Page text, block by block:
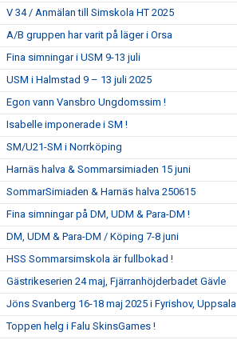
V 34 / Anmälan till Simskola HT 2025
A/B gruppen har varit på läger i Orsa
Fina simningar i USM 9-13 juli
USM i Halmstad 9 – 13 juli 2025
Egon vann Vansbro Ungdomssim !
Isabelle imponerade i SM !
SM/U21-SM i Norrköping
Harnäs halva & Sommarsimiaden 15 juni
SommarSimiaden & Harnäs halva 250615
Fina simningar på DM, UDM & Para-DM !
DM, UDM & Para-DM / Köping 7-8 juni
HSS Sommarsimskola är fullbokad !
Gästrikeserien 24 maj, Fjärranhöjderbadet Gävle
Jöns Svanberg 16-18 maj 2025 i Fyrishov, Uppsala
Toppen helg i Falu SkinsGames !